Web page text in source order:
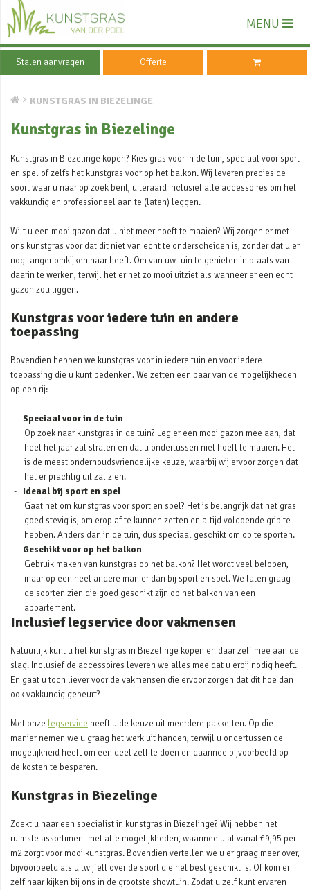
MENU
Stalen aanvragen Offerte
KUNSTGRAS IN BIEZELINGE
Kunstgras in Biezelinge
Kunstgras in Biezelinge kopen? Kies gras voor in de tuin, speciaal voor sport
en spel of zelfs het kunstgras voor op het balkon. Wij leveren precies de
soort waar u naar op zoek bent, uiteraard inclusief alle accessoires om het
vakkundig en professioneel aan te (laten) leggen.
Wilt u een mooi gazon dat u niet meer hoeft te maaien? Wij zorgen er met
ons kunstgras voor dat dit niet van echt te onderscheiden is, zonder dat u er
nog langer omkijken naar heeft. Om van uw tuin te genieten in plaats van
daarin te werken, terwijl het er net zo mooi uitziet als wanneer er een echt
gazon zou liggen.
Kunstgras voor iedere tuin en andere
toepassing
Bovendien hebben we kunstgras voor in iedere tuin en voor iedere
toepassing die u kunt bedenken. We zetten een paar van de mogelijkheden
op een rij:
Speciaal voor in de tuin
Op zoek naar kunstgras in de tuin? Leg er een mooi gazon mee aan, dat
heel het jaar zal stralen en dat u ondertussen niet hoeft te maaien. Het
is de meest onderhoudsvriendelijke keuze, waarbij wij ervoor zorgen dat
het er prachtig uit zal zien.
Ideaal bij sport en spel
Gaat het om kunstgras voor sport en spel? Het is belangrijk dat het gras
goed stevig is, om erop af te kunnen zetten en altijd voldoende grip te
hebben. Anders dan in de tuin, dus speciaal geschikt om op te sporten.
Geschikt voor op het balkon
Gebruik maken van kunstgras op het balkon? Het wordt veel belopen,
maar op een heel andere manier dan bij sport en spel. We laten graag
de soorten zien die goed geschikt zijn op het balkon van een
appartement.
Inclusief legservice door vakmensen
Natuurlijk kunt u het kunstgras in Biezelinge kopen en daar zelf mee aan de
slag. Inclusief de accessoires leveren we alles mee dat u erbij nodig heeft.
En gaat u toch liever voor de vakmensen die ervoor zorgen dat dit hoe dan
ook vakkundig gebeurt?
Met onze legservice heeft u de keuze uit meerdere pakketten. Op die
manier nemen we u graag het werk uit handen, terwijl u ondertussen de
mogelijkheid heeft om een deel zelf te doen en daarmee bijvoorbeeld op
de kosten te besparen.
Kunstgras in Biezelinge
Zoekt u naar een specialist in kunstgras in Biezelinge? Wij hebben het
ruimste assortiment met alle mogelijkheden, waarmee u al vanaf €9,95 per
m2 zorgt voor mooi kunstgras. Bovendien vertellen we u er graag meer over,
bijvoorbeeld als u twijfelt over de soort die het best geschikt is. Of kom er
zelf naar kijken bij ons in de grootste showtuin. Zodat u zelf kunt ervaren